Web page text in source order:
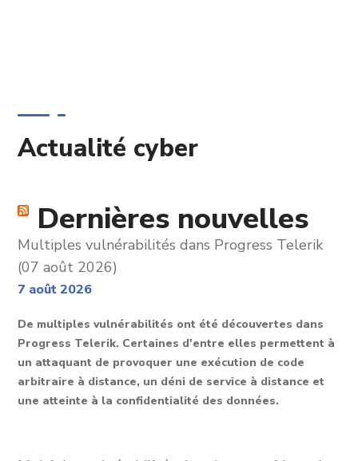
Actualité cyber
Dernières nouvelles
Multiples vulnérabilités dans Progress Telerik
(07 août 2026)
7 août 2026
De multiples vulnérabilités ont été découvertes dans
Progress Telerik. Certaines d'entre elles permettent à
un attaquant de provoquer une exécution de code
arbitraire à distance, un déni de service à distance et
une atteinte à la confidentialité des données.